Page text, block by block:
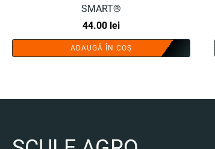
SMART®
44.00 lei
ADAUGĂ ÎN COȘ